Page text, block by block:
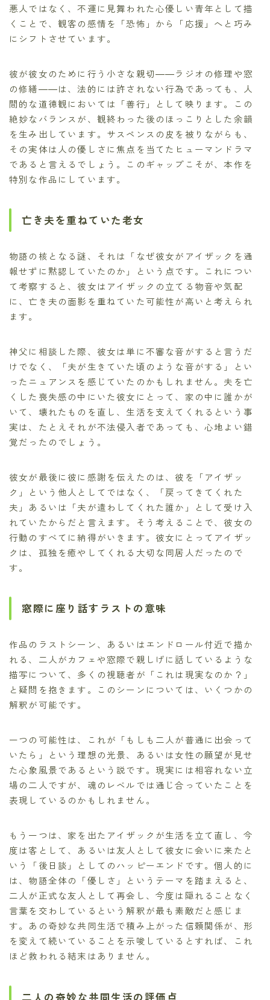
悪人ではなく、不運に見舞われた心優しい青年として描
くことで、観客の感情を「恐怖」から「応援」へと巧み
にシフトさせています。
彼が彼女のために行う小さな親切――ラジオの修理や窓
の修繕――は、法的には許されない行為であっても、人
間的な道徳観においては「善行」として映ります。この
絶妙なバランスが、観終わった後のほっこりとした余韻
を生み出しています。サスペンスの皮を被りながらも、
その実体は人の優しさに焦点を当てたヒューマンドラマ
であると言えるでしょう。このギャップこそが、本作を
特別な作品にしています。
亡き夫を重ねていた老女
物語の核となる謎、それは「なぜ彼女がアイザックを通
報せずに黙認していたのか」という点です。これについ
て考察すると、彼女はアイザックの立てる物音や気配
に、亡き夫の面影を重ねていた可能性が高いと考えられ
ます。
神父に相談した際、彼女は単に不審な音がすると言うだ
けでなく、「夫が生きていた頃のような音がする」とい
ったニュアンスを感じていたのかもしれません。夫を亡
くした喪失感の中にいた彼女にとって、家の中に誰かが
いて、壊れたものを直し、生活を支えてくれるという事
実は、たとえそれが不法侵入者であっても、心地よい錯
覚だったのでしょう。
彼女が最後に彼に感謝を伝えたのは、彼を「アイザッ
ク」という他人としてではなく、「戻ってきてくれた
夫」あるいは「夫が遣わしてくれた誰か」として受け入
れていたからだと言えます。そう考えることで、彼女の
行動のすべてに納得がいきます。彼女にとってアイザッ
クは、孤独を癒やしてくれる大切な同居人だったので
す。
窓際に座り話すラストの意味
作品のラストシーン、あるいはエンドロール付近で描か
れる、二人がカフェや窓際で親しげに話しているような
描写について、多くの視聴者が「これは現実なのか？」
と疑問を抱きます。このシーンについては、いくつかの
解釈が可能です。
一つの可能性は、これが「もしも二人が普通に出会って
いたら」という理想の光景、あるいは女性の願望が見せ
た心象風景であるという説です。現実には相容れない立
場の二人ですが、魂のレベルでは通じ合っていたことを
表現しているのかもしれません。
もう一つは、家を出たアイザックが生活を立て直し、今
度は客として、あるいは友人として彼女に会いに来たと
いう「後日談」としてのハッピーエンドです。個人的に
は、物語全体の「優しさ」というテーマを踏まえると、
二人が正式な友人として再会し、今度は隠れることなく
言葉を交わしているという解釈が最も素敵だと感じま
す。あの奇妙な共同生活で積み上がった信頼関係が、形
を変えて続いていることを示唆しているとすれば、これ
ほど救われる結末はありません。
二人の奇妙な共同生活の評価点